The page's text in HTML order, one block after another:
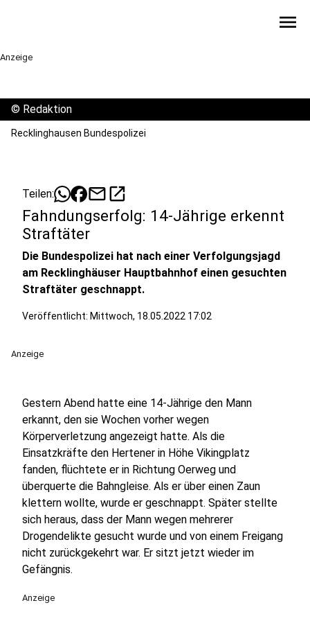
menu
Anzeige
© Redaktion
Recklinghausen Bundespolizei
Teilen: mailopen_in_new
Fahndungserfolg: 14-Jährige erkennt
Straftäter
Die Bundespolizei hat nach einer Verfolgungsjagd
am Recklinghäuser Hauptbahnhof einen gesuchten
Straftäter geschnappt.
Veröffentlicht: Mittwoch, 18.05.2022 17:02
Anzeige
Gestern Abend hatte eine 14-Jährige den Mann
erkannt, den sie Wochen vorher wegen
Körperverletzung angezeigt hatte. Als die
Einsatzkräfte den Hertener in Höhe Vikingplatz
fanden, flüchtete er in Richtung Oerweg und
überquerte die Bahngleise. Als er über einen Zaun
klettern wollte, wurde er geschnappt. Später stellte
sich heraus, dass der Mann wegen mehrerer
Drogendelikte gesucht wurde und von einem Freigang
nicht zurückgekehrt war. Er sitzt jetzt wieder im
Gefängnis.
Anzeige